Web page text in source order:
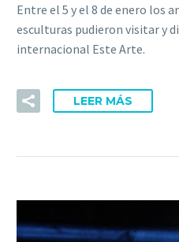
Entre el 5 y el 8 de enero los
esculturas pudieron visitar y
internacional Este Arte.
LEER MÁS